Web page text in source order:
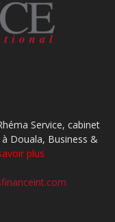
Service, cabinet
Douala, Business &
plus